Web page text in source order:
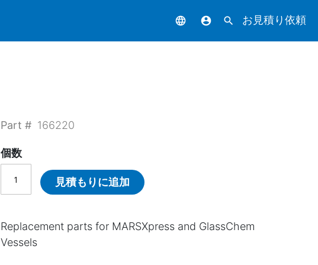
language account_circle search お見積り依頼
Part # 166220
個数
見積もりに追加
Replacement parts for MARSXpress and GlassChem
Vessels